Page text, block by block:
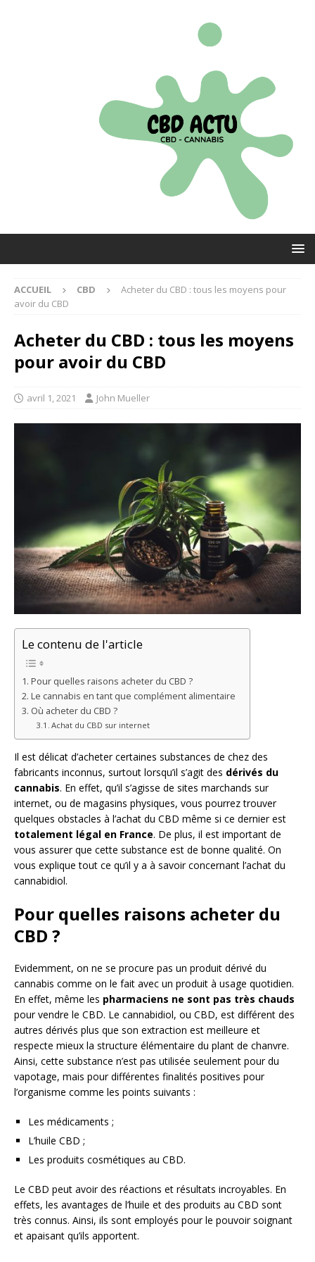
ACCUEIL CBD
Acheter du CBD : tous les moyens pour
avoir du CBD
Acheter du CBD : tous les moyens
pour avoir du CBD
avril 1, 2021 John Mueller
Le contenu de l'article
Pour quelles raisons acheter du CBD ?
Le cannabis en tant que complément alimentaire
Où acheter du CBD ?
Achat du CBD sur internet
Il est délicat d’acheter certaines substances de chez des
fabricants inconnus, surtout lorsqu’il s’agit des dérivés du
cannabis. En effet, qu’il s’agisse de sites marchands sur
internet, ou de magasins physiques, vous pourrez trouver
quelques obstacles à l’achat du CBD même si ce dernier est
totalement légal en France. De plus, il est important de
vous assurer que cette substance est de bonne qualité. On
vous explique tout ce qu’il y a à savoir concernant l’achat du
cannabidiol.
Pour quelles raisons acheter du
CBD ?
Evidemment, on ne se procure pas un produit dérivé du
cannabis comme on le fait avec un produit à usage quotidien.
En effet, même les pharmaciens ne sont pas très chauds
pour vendre le CBD. Le cannabidiol, ou CBD, est différent des
autres dérivés plus que son extraction est meilleure et
respecte mieux la structure élémentaire du plant de chanvre.
Ainsi, cette substance n’est pas utilisée seulement pour du
vapotage, mais pour différentes finalités positives pour
l’organisme comme les points suivants :
Les médicaments ;
L’huile CBD ;
Les produits cosmétiques au CBD.
Le CBD peut avoir des réactions et résultats incroyables. En
effets, les avantages de l’huile et des produits au CBD sont
très connus. Ainsi, ils sont employés pour le pouvoir soignant
et apaisant qu’ils apportent.